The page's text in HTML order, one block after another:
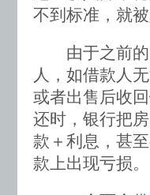
不到标准，就
由于之前的
人，如借款人
或者出售后收
还时，银行把
款＋利息，甚
款上出现亏损。